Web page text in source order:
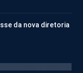
da nova diretoria